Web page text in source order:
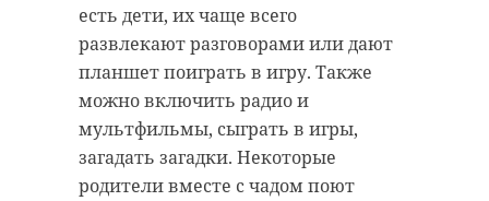
есть дети, их чаще всего
развлекают разговорами или дают
планшет поиграть в игру. Также
можно включить радио и
мультфильмы, сыграть в игры,
загадать загадки. Некоторые
родители вместе с чадом поют
путешествие: предупредить
родных и близких, сообщить им о
времени возвращения и где
планируете отдыхать, а также не
забыть зарядить мобильный
телефон.